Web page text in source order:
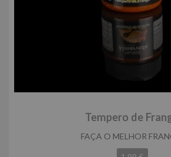
Tempero de
FAÇA O MELHOR